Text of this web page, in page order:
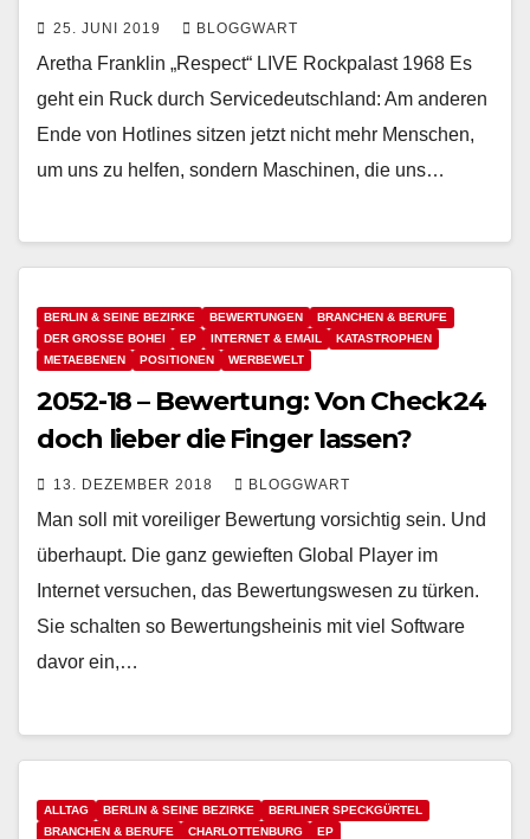
25. JUNI 2019 BLOGGWART
Aretha Franklin „Respect“ LIVE Rockpalast 1968 Es
geht ein Ruck durch Servicedeutschland: Am anderen
Ende von Hotlines sitzen jetzt nicht mehr Menschen,
um uns zu helfen, sondern Maschinen, die uns…
BERLIN & SEINE BEZIRKE BEWERTUNGEN
BRANCHEN & BERUFE
DER GROSSE BOHEI
EP INTERNET & EMAIL
KATASTROPHEN
METAEBENEN
POSITIONEN WERBEWELT
2052-18 – Bewertung: Von Check24
doch lieber die Finger lassen?
13. DEZEMBER 2018 BLOGGWART
Man soll mit voreiliger Bewertung vorsichtig sein. Und
überhaupt. Die ganz gewieften Global Player im
Internet versuchen, das Bewertungswesen zu türken.
Sie schalten so Bewertungsheinis mit viel Software
davor ein,…
ALLTAG BERLIN & SEINE BEZIRKE
BERLINER SPECKGÜRTEL
BRANCHEN & BERUFE
CHARLOTTENBURG
EP